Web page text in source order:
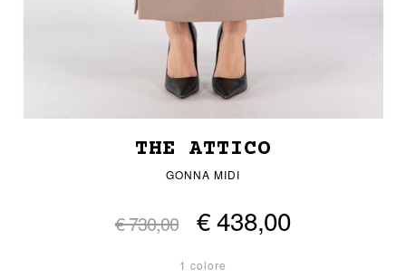
THE ATTICO
GONNA MIDI
€ 730,00 € 438,00
1 colore